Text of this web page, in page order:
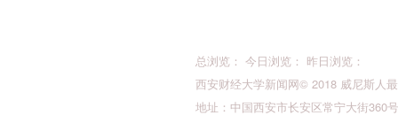
总浏览： 今日浏览： 昨日浏览：
西安财经大学新闻网© 2018 威尼斯人
地址：中国西安市长安区常宁大街360